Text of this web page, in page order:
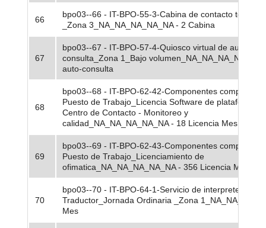
66
bpo03--66 - IT-BPO-55-3-Cabina de contacto
_Zona 3_NA_NA_NA_NA_NA - 2 Cabina
67
bpo03--67 - IT-BPO-57-4-Quiosco virtual de auto
consulta_Zona 1_Bajo volumen_NA_NA_NA_NA - 1
auto-consulta
68
bpo03--68 - IT-BPO-62-42-Componentes
Puesto de Trabajo_Licencia Software de plataforma
Centro de Contacto - Monitoreo y
calidad_NA_NA_NA_NA_NA - 18 Licencia Mes
69
bpo03--69 - IT-BPO-62-43-Componentes
Puesto de Trabajo_Licenciamiento de
ofimatica_NA_NA_NA_NA_NA - 356 Licencia Mes
70
bpo03--70 - IT-BPO-64-1-Servicio de interprete -
Traductor_Jornada Ordinaria _Zona
Mes